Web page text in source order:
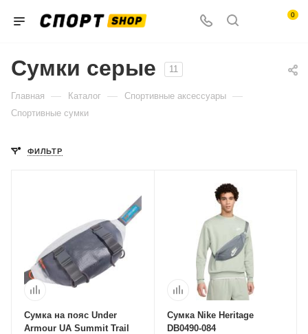
0
Сумки серые 11
Главная — Каталог — Спортивные аксессуары —
Спортивные сумки
ФИЛЬТР
Сумка на пояс Under
Armour UA Summit Trail
Сумка Nike Heritage
DB0490-084